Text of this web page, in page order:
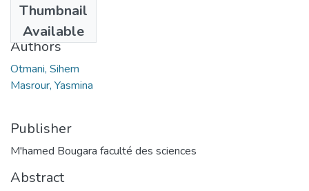
Thumbnail
Available
2021
Authors
Otmani, Sihem
Masrour, Yasmina
Publisher
M'hamed Bougara faculté des sciences
Abstract